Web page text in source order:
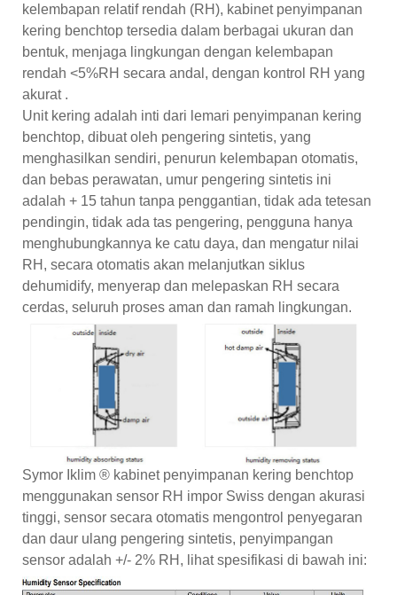
kelembapan relatif rendah (RH), kabinet penyimpanan
kering benchtop tersedia dalam berbagai ukuran dan
bentuk, menjaga lingkungan dengan kelembapan
rendah <5%RH secara andal, dengan kontrol RH yang
akurat .
Unit kering adalah inti dari lemari penyimpanan kering
benchtop, dibuat oleh pengering sintetis, yang
menghasilkan sendiri, penurun kelembapan otomatis,
dan bebas perawatan, umur pengering sintetis ini
adalah + 15 tahun tanpa penggantian, tidak ada tetesan
pendingin, tidak ada tas pengering, pengguna hanya
menghubungkannya ke catu daya, dan mengatur nilai
RH, secara otomatis akan melanjutkan siklus
dehumidify, menyerap dan melepaskan RH secara
cerdas, seluruh proses aman dan ramah lingkungan.
Symor Iklim ® kabinet penyimpanan kering benchtop
menggunakan sensor RH impor Swiss dengan akurasi
tinggi, sensor secara otomatis mengontrol penyegaran
dan daur ulang pengering sintetis, penyimpangan
sensor adalah +/- 2% RH, lihat spesifikasi di bawah ini: